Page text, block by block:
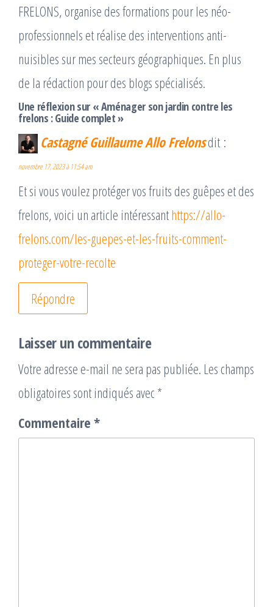
FRELONS, organise des formations pour les néo-
professionnels et réalise des interventions anti-
nuisibles sur mes secteurs géographiques. En plus
de la rédaction pour des blogs spécialisés.
Une réflexion sur « Aménager son jardin contre les
frelons : Guide complet »
Castagné Guillaume Allo Frelonsdit :
novembre 17, 2023 à 11:54 am
Et si vous voulez protéger vos fruits des guêpes et des
frelons, voici un article intéressanthttps://allo-
frelons.com/les-guepes-et-les-fruits-comment-
proteger-votre-recolte
Répondre
Laisser un commentaire
Votre adresse e-mail ne sera pas publiée. Les champs
obligatoires sont indiqués avec *
Commentaire *